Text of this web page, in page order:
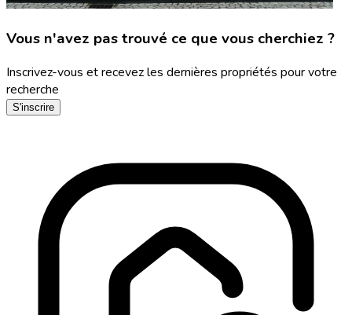
Vous n'avez pas trouvé ce que vous cherchiez ?
Inscrivez-vous et recevez les dernières propriétés pour votre
recherche
S'inscrire